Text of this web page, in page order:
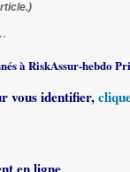
à RiskAssur-hebdo
vous identifier,